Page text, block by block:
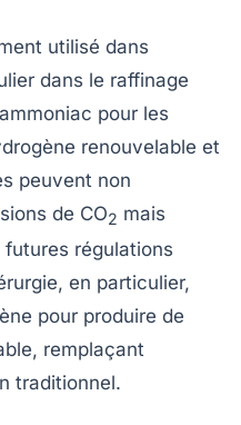
utilisé dans
dans le raffinage
pour les
renouvelable et
peuvent non
de CO2 mais
régulations
en particulier,
pour produire de
remplaçant
traditionnel.